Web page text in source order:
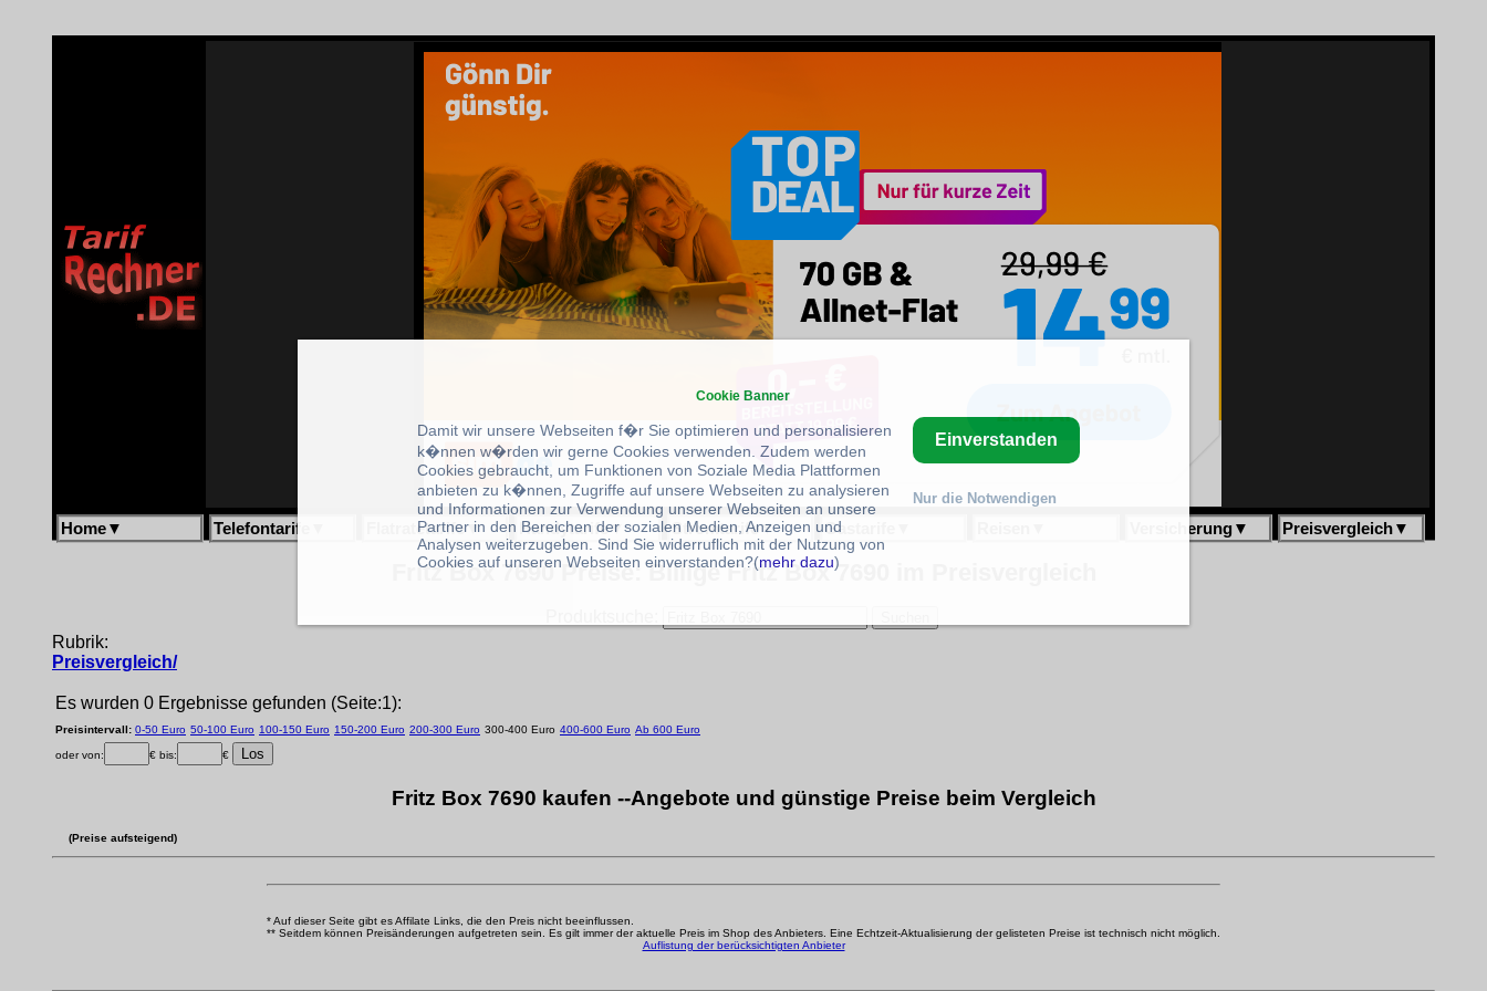
Home▼ Telefontarife Flatratetarife▼ Handytarife▼ Stromtarife▼ Gastarife Versicherung▼ Preisvergleich▼
Fritz Box 7690 Preise: Billige Fritz Box 7690 im Preisvergleich
Rubrik:
Preisvergleich/
Es wurden 0 Ergebnisse gefunden (Seite:1):
Preisintervall: 0-50 Euro 50-100 Euro 100-150 Euro 150-200 Euro 200-300 Euro 300-400 Euro 400-600 Euro Ab 600 Euro
oder von: € bis: €
Fritz Box 7690 kaufen --Angebote und günstige Preise beim Vergleich
(Preise aufsteigend)
* Auf dieser Seite gibt es Affilate Links, die den Preis nicht beeinflussen.
** Seitdem können Preisänderungen aufgetreten sein. Es gilt immer der aktuelle Preis im Shop des Anbieters. Eine Echtzeit-Aktualisierung der gelisteten Preise ist technisch nicht möglich.
Auflistung der berücksichtigten Anbieter
Cookie Banner
Damit wir unsere Webseiten f�r Sie optimieren und personalisieren
k�nnen w�rden wir gerne Cookies verwenden. Zudem werden
Cookies gebraucht, um Funktionen von Soziale Media Plattformen
anbieten zu k�nnen, Zugriffe auf unsere Webseiten zu analysieren
und Informationen zur Verwendung unserer Webseiten an unsere
Partner in den Bereichen der sozialen Medien, Anzeigen und
Analysen weiterzugeben. Sind Sie widerruflich mit der Nutzung von
Cookies auf unseren Webseiten einverstanden?(mehr dazu)
Einverstanden
Nur die Notwendigen